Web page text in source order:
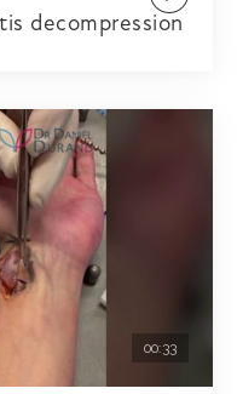
decompression
00:33